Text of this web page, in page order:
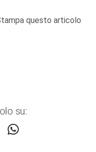
questo articolo
su: